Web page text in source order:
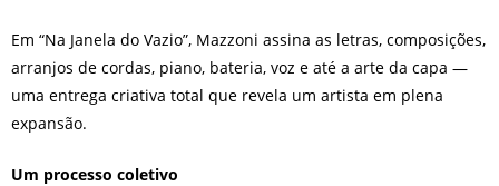
Em “Na Janela do Vazio”, Mazzoni assina as letras, composições,
arranjos de cordas, piano, bateria, voz e até a arte da capa —
uma entrega criativa total que revela um artista em plena
expansão.
Um processo coletivo